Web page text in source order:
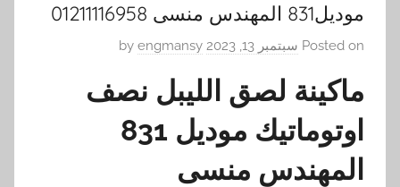
موديل831 المهندس منسى 01211116958
Posted on سبتمبر 13, 2023 engmansy
ماكينة لصق الليبل نصف
اوتوماتيك موديل 831
المهندس منسى